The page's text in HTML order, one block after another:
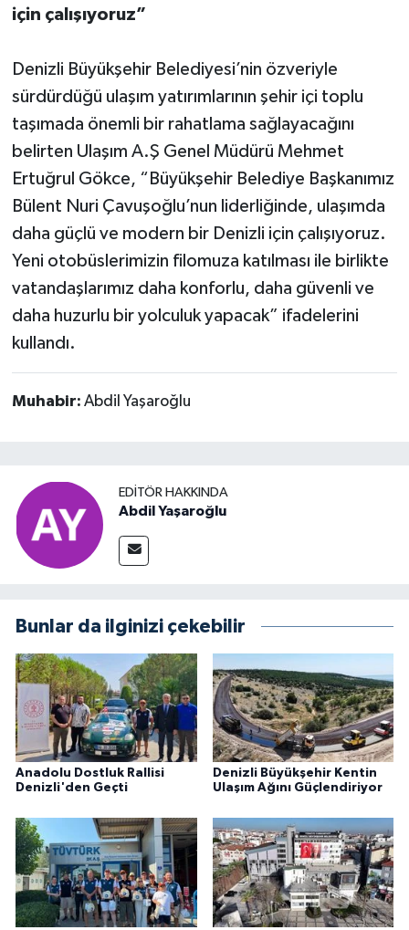
için çalışıyoruz”
Denizli Büyükşehir Belediyesi’nin özveriyle
sürdürdüğü ulaşım yatırımlarının şehir içi toplu
taşımada önemli bir rahatlama sağlayacağını
belirten Ulaşım A.Ş Genel Müdürü Mehmet
Ertuğrul Gökce, “Büyükşehir Belediye Başkanımız
Bülent Nuri Çavuşoğlu’nun liderliğinde, ulaşımda
daha güçlü ve modern bir Denizli için çalışıyoruz.
Yeni otobüslerimizin filomuza katılması ile birlikte
vatandaşlarımız daha konforlu, daha güvenli ve
daha huzurlu bir yolculuk yapacak” ifadelerini
kullandı.
Muhabir: Abdil Yaşaroğlu
EDITÖR HAKKINDA
Abdil Yaşaroğlu
Bunlar da ilginizi çekebilir
Anadolu Dostluk Rallisi
Denizli'den Geçti
Denizli Büyükşehir Kentin
Ulaşım Ağını Güçlendiriyor